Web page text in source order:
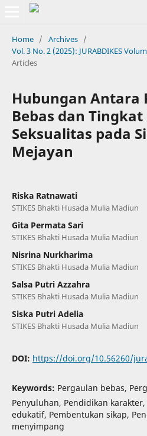
Home / Archives /
Vol. 3 No. 2 (2025): JURABDIKES
Articles
Hubungan Antara
Bebas dan
Seksualitas pada
Mejayan
Riska Ratnawati
STIKES Bhakti Husada Mulia Madiun
Gita Permata Sari
STIKES Bhakti Husada Mulia Madiun
Nisrina Nurkharima
STIKES Bhakti Husada Mulia Madiun
Salsa Putri Azzahra
STIKES Bhakti Husada Mulia Madiun
Siska Putri Adelia
STIKES Bhakti Husada Mulia Madiun
DOI: https://doi.org/10.56260/
Keywords: Pergaulan bebas,
Penyuluhan, Pendidikan
edukatif, Pembentukan sikap,
menyimpang